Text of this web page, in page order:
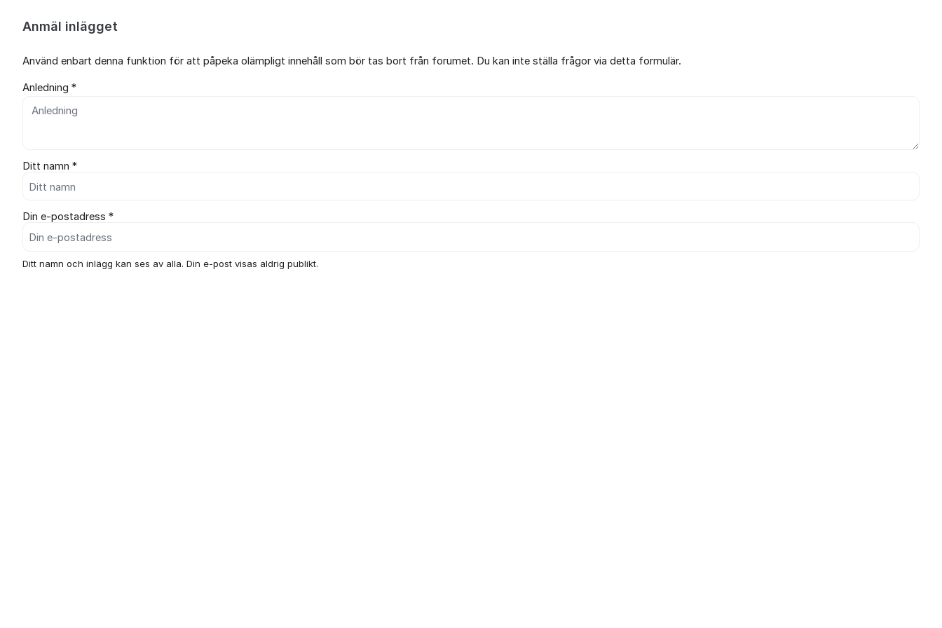
Anmäl inlägget
Använd enbart denna funktion för att påpeka olämpligt innehåll som bör tas bort från forumet. Du kan inte ställa frågor via detta formulär.
Anledning *
Ditt namn *
Din e-postadress *
Ditt namn och inlägg kan ses av alla. Din e-post visas aldrig publikt.